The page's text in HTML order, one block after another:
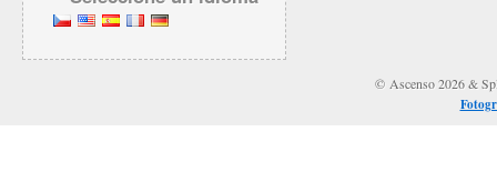
© Ascenso 2026 &